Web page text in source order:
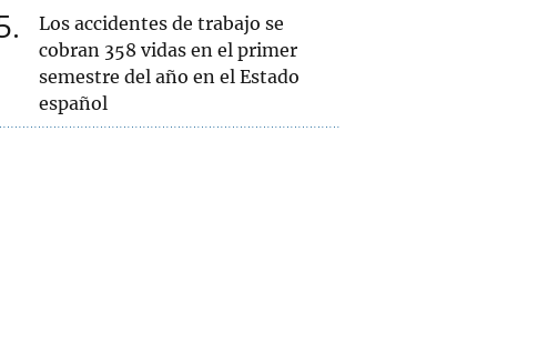
Los accidentes de trabajo se
cobran 358 vidas en el primer
semestre del año en el Estado
español